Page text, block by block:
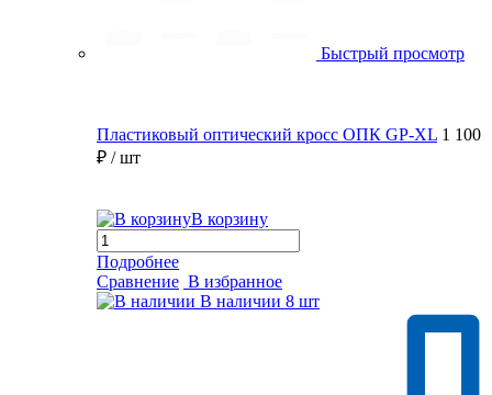
Быстрый просмотр
Пластиковый оптический кросс ОПК GP-XL 1 100
₽ / шт
В корзину
Подробнее
Сравнение В избранное
В наличии 8 шт